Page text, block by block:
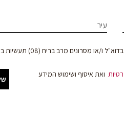
עיר
מסרונים מרב בריח (08) תעשיות בע"מ
ואת איסוף ושימוש המידע